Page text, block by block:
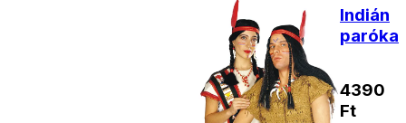
Indián
paróka
4390
Ft